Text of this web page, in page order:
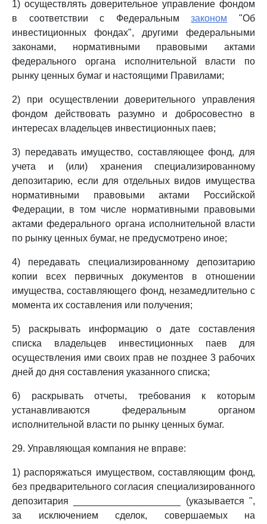
1) осуществлять доверительное управление фондом
в соответствии с Федеральнымзаконом "Об
инвестиционных фондах", другими федеральными
законами, нормативными правовыми актами
федерального органа исполнительной власти по
рынку ценных бумаг и настоящими Правилами;
2) при осуществлении доверительного управления
фондом действовать разумно и добросовестно в
интересах владельцев инвестиционных паев;
3) передавать имущество, составляющее фонд, для
учета и (или) хранения специализированному
депозитарию, если для отдельных видов имущества
нормативными правовыми актами Российской
Федерации, в том числе нормативными правовыми
актами федерального органа исполнительной власти
по рынку ценных бумаг, не предусмотрено иное;
4) передавать специализированному депозитарию
копии всех первичных документов в отношении
имущества, составляющего фонд, незамедлительно с
момента их составления или получения;
5) раскрывать информацию о дате составления
списка владельцев инвестиционных паев для
осуществления ими своих прав не позднее 3 рабочих
дней до дня составления указанного списка;
6) раскрывать отчеты, требования к которым
устанавливаются федеральным органом
исполнительной власти по рынку ценных бумаг.
29. Управляющая компания не вправе:
1) распоряжаться имуществом, составляющим фонд,
без предварительного согласия специализированного
депозитария ____________________ (указывается ",
за исключением сделок, совершаемых на